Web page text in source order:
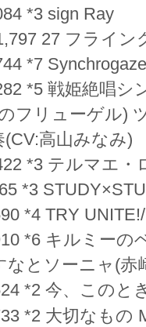
*3 sign Ray
27 フライン
*7
*5 戦姫絶唱
フリューゲル)
(CV:高山みなみ)
*3 テルマエ
*3
*4 TRY
*6 キルミー
とソーニャ(赤
*2 今、このと
*2 大切なもの